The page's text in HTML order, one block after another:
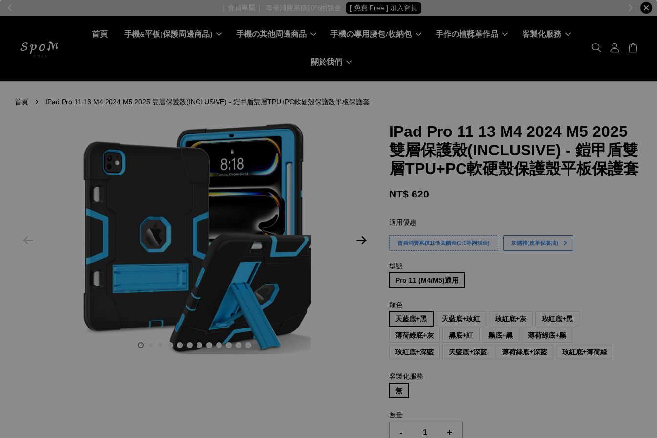
［ 會員專屬 ］ 每筆消費累積10%回饋金 [ 免費 Free ] 加入會員
首頁 手機&平板(保護周邊商品) 手機の其他周邊商品 手機の專用腰包/收納包 手作の植鞣革作品 客製化服務
關於我們
首頁 › IPad Pro 11 13 M4 2024 M5 2025 雙層保護殼(INCLUSIVE) - 鎧甲盾雙層TPU+PC軟硬殼保護殼平板保護套
IPad Pro 11 13 M4 2024 M5 2025
雙層保護殼(INCLUSIVE) - 鎧甲盾雙
層TPU+PC軟硬殼保護殼平板保護套
NT$ 620
適用優惠
會員消費累積10%回饋金(1:1等同現金) 加購禮(皮革保養油)
型號
Pro 11 (M4/M5)通用
顏色
天藍底+黑
天藍底+玫紅 玫紅底+灰 玫紅底+黑
薄荷綠底+灰 黑底+紅 黑底+黑 薄荷綠底+黑
玫紅底+深藍 天藍底+深藍 薄荷綠底+深藍 玫紅底+薄荷綠
客製化服務
無
數量
- +